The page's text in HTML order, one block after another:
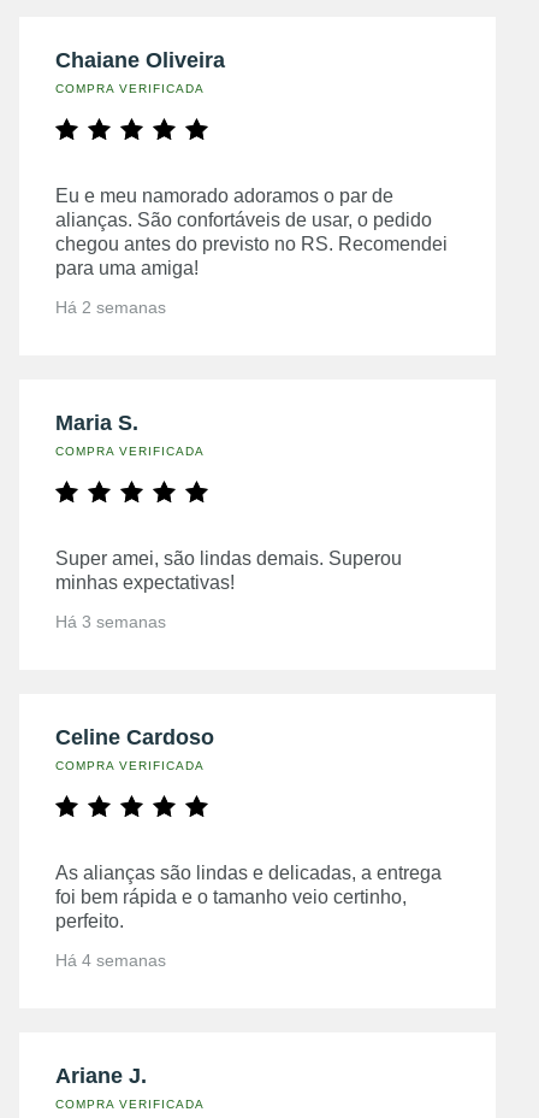
Chaiane Oliveira
COMPRA VERIFICADA
Eu e meu namorado adoramos o par de
alianças. São confortáveis de usar, o pedido
chegou antes do previsto no RS. Recomendei
para uma amiga!
Há 2 semanas
Maria S.
COMPRA VERIFICADA
Super amei, são lindas demais. Superou
minhas expectativas!
Há 3 semanas
Celine Cardoso
COMPRA VERIFICADA
As alianças são lindas e delicadas, a entrega
foi bem rápida e o tamanho veio certinho,
perfeito.
Há 4 semanas
Ariane J.
COMPRA VERIFICADA